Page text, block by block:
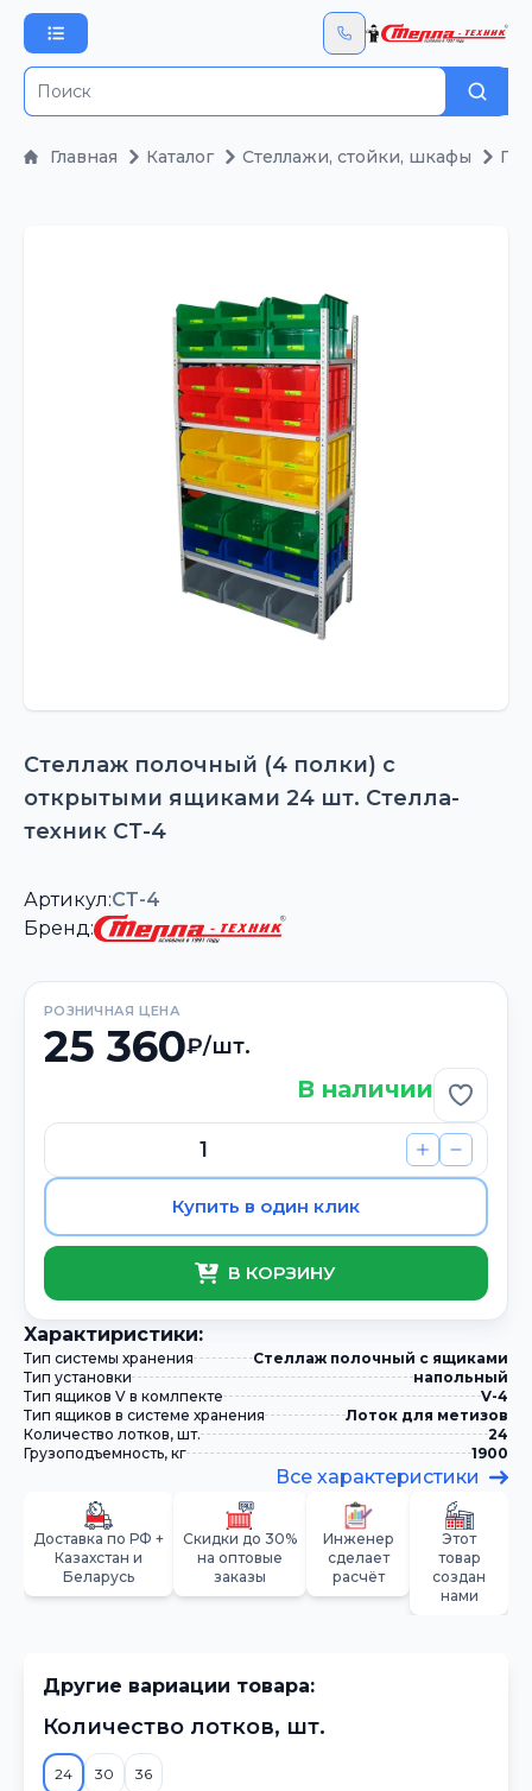
Поиск
Главная
Каталог Стеллажи, стойки, шкафы
Стеллаж полочный (4 полки) с
открытыми ящиками 24 шт. Стелла-
техник СТ-4
Артикул:СТ-4
Бренд:
РОЗНИЧНАЯ ЦЕНА
25 360₽/шт.
В наличии
Купить в один клик
В КОРЗИНУ
Xарактиристики:
Тип системы хранения
Стеллаж полочный с ящиками
Тип установки
напольный
Тип ящиков V в комлпекте
V-4
Тип ящиков в системе хранения
Лоток для метизов
Количество лотков, шт.
24
Грузоподъемность, кг
1900
Все характеристики
Доставка по РФ +
Казахстан и
Беларусь
Скидки до 30%
на оптовые
заказы
Инженер
сделает
расчёт
Этот
товар
создан
нами
Другие вариации товара:
Количество лотков, шт.
24 30 36